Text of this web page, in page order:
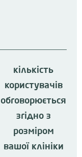
кількість
користувачів
обговорюється
згідно з
розміром
вашої клініки